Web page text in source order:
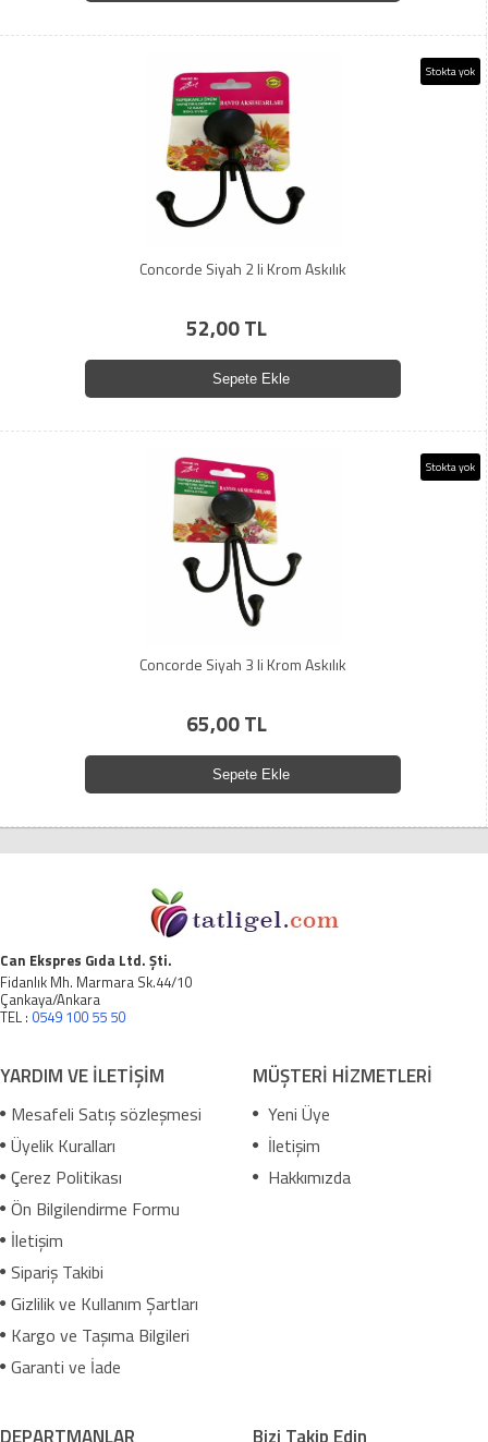
Stokta yok
Concorde Siyah 2 li Krom Askılık
52,00 TL
Sepete Ekle
Stokta yok
Concorde Siyah 3 li Krom Askılık
65,00 TL
Sepete Ekle
Can Ekspres Gıda Ltd. Şti.
Fidanlık Mh. Marmara Sk.44/10
Çankaya/Ankara
TEL : 0549 100 55 50
YARDIM VE İLETİŞİM
Mesafeli Satış sözleşmesi
Üyelik Kuralları
Çerez Politikası
Ön Bilgilendirme Formu
İletişim
Sipariş Takibi
Gizlilik ve Kullanım Şartları
Kargo ve Taşıma Bilgileri
Garanti ve İade
MÜŞTERİ HİZMETLERİ
Yeni Üye
İletişim
Hakkımızda